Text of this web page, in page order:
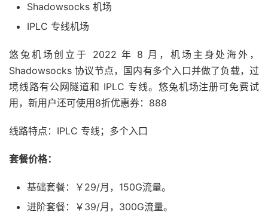
Shadowsocks 机场
IPLC 专线机场
悠兔机场创立于 2022 年 8 月，机场主身处海外，
Shadowsocks 协议节点，国内有多个入口并做了负载，过
境线路有公网隧道和 IPLC 专线。悠兔机场注册可免费试
用，新用户还可使用8折优惠券：888
线路特点：IPLC 专线；多个入口
套餐价格：
基础套餐：￥29/月，150G流量。
进阶套餐：￥39/月，300G流量。